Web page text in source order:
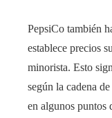
PepsiCo también
establece precios
minorista. Esto
según la cadena
en algunos puntos